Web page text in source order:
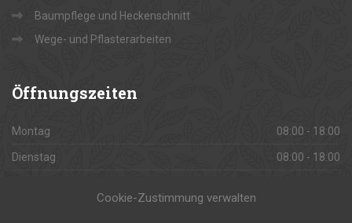
Cookie-Zustimmung verwalten
Baumpflege und Heckenschnitt
Wege- und Pflasterarbeiten
Öffnungszeiten
Montag 08:00 - 18:00
Dienstag 08:00 - 18:00